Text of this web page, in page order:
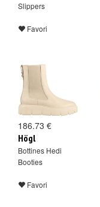
Slippers
Favori
186.73 €
Högl
Bottines Hedi
Booties
Favori